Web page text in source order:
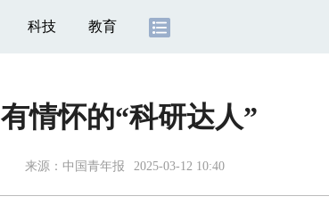
科技 教育
有情怀的“科研达人”
来源： 中国青年报 2025-03-12 10:40